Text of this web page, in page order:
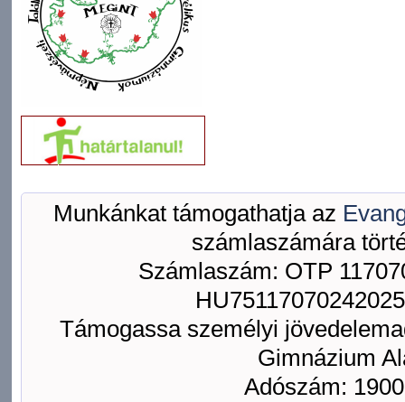
Munkánkat támogathatja az
számlaszámára
Számlaszám: OTP
Támogassa személyi
Gimnázium
Adószám: